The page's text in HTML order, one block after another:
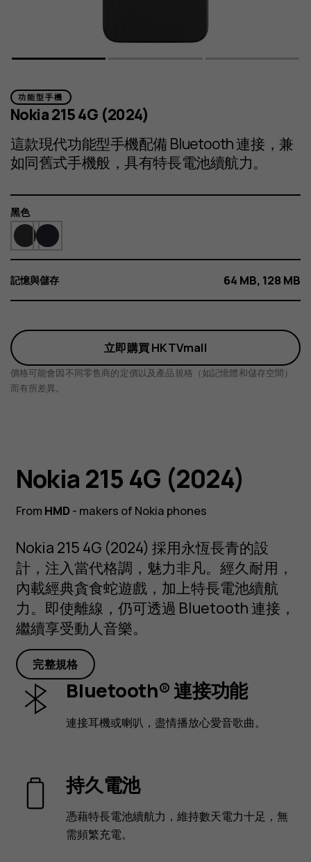
功能型手機
Nokia 215 4G (2024)
這款現代功能型手機配備 Bluetooth 連接，兼
如同舊式手機般，具有特長電池續航力。
顏
色
黑色
記憶與儲存 64 MB, 128 MB
立即購買 HKTVmall
價格可能會因不同零售商的定價以及產品規格（如記憶體和儲存空間）
而有所差異。
放遠目光
NOKIA 215 4G
同舊式手機般，具有特長電池續航力。
Nokia 215 4G (2024)
From HMD- makers of Nokia phones
Nokia 215 4G (2024) 採用永恆長青的設
計，注入當代格調，魅力非凡。經久耐用，
內載經典貪食蛇遊戲，加上特長電池續航
力。即使離線，仍可透過 Bluetooth 連接，
繼續享受動人音樂。
完整規格
Bluetooth® 連接功能
連接耳機或喇叭，盡情播放心愛音歌曲。
持久電池
憑藉特長電池續航力，維持數天電力十足，無
需頻繁充電。